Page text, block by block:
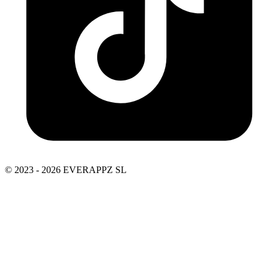
© 2023 - 2026 EVERAPPZ SL